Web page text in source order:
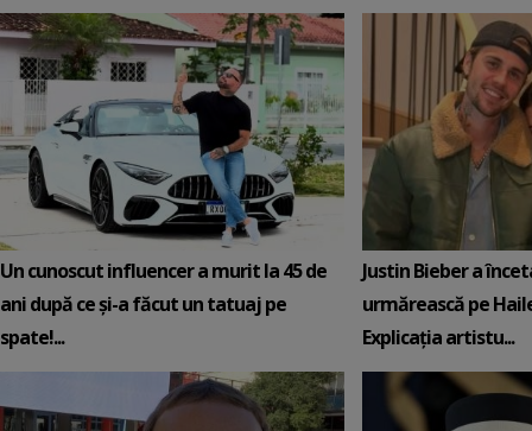
Un cunoscut influencer a murit la 45 de
ani după ce și-a făcut un tatuaj pe
spate!...
Justin Bieber a
urmărească pe
Explicația artistu...